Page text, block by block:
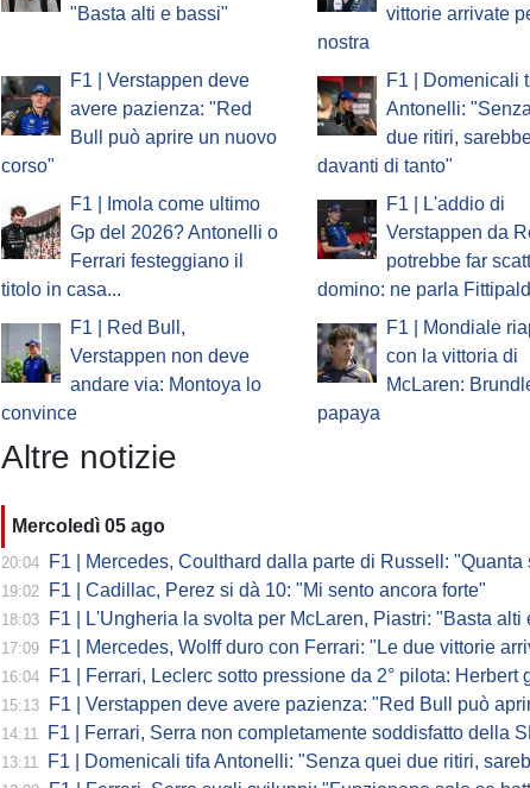
"Basta alti e bassi"
vittorie arrivate
nostra
F1 | Verstappen deve
avere pazienza: "Red
Bull può aprire un nuovo
corso"
F1 | Domenicali
Antonelli:
due ritiri,
davanti di tanto"
F1 | Imola come ultimo
Gp del 2026? Antonelli o
Ferrari festeggiano il
titolo in casa...
F1 | L'addio di
Verstappen da
potrebbe far
domino: ne parla
F1 | Red Bull,
Verstappen non deve
andare via: Montoya lo
convince
F1 | Mondiale
con la vittoria di
McLaren:
papaya
Altre notizie
Mercoledì 05 ago
20:04 F1 | Mercedes, Coulthard dalla parte di Russell: "Quanta sfortuna può avere un
19:02 F1 | Cadillac, Perez si dà 10: "Mi sento ancora forte"
18:03 F1 | L'Ungheria la svolta per McLaren, Piastri: "Basta alti
17:09 F1 | Mercedes, Wolff duro con Ferrari: "Le due vittorie arrivate per colpa
16:04 F1 | Ferrari, Leclerc sotto pressione da 2° pilota: Herbert
15:13 F1 | Verstappen deve avere pazienza: "Red Bull può aprire un nuovo
14:11 F1 | Ferrari, Serra non completamente soddisfatto della SF-26: "Non è solo la mia
13:11 F1 | Domenicali tifa Antonelli: "Senza quei due ritiri, sarebbe davanti di